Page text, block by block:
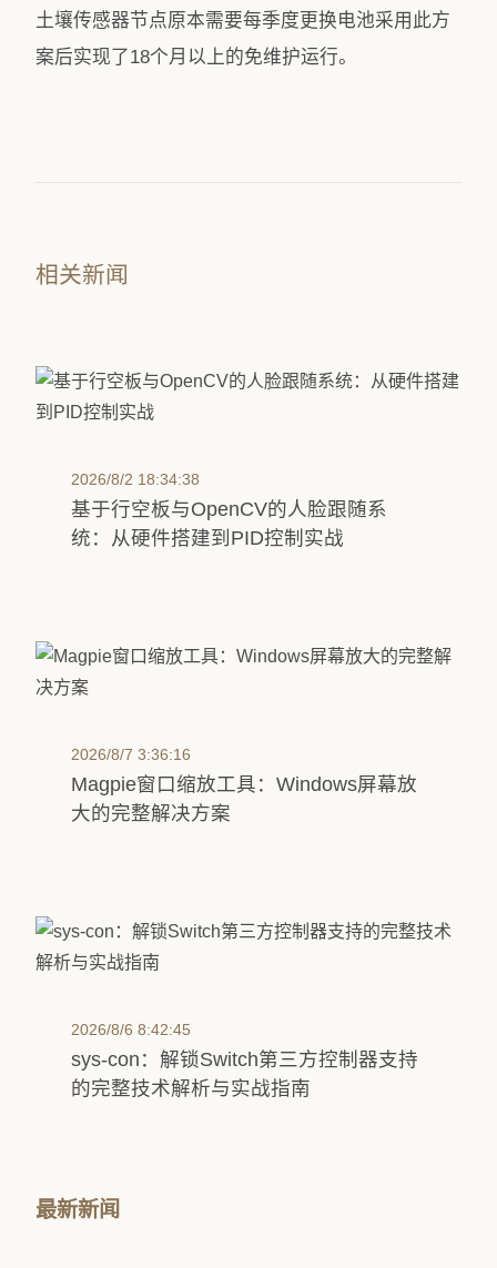
土壤传感器节点原本需要每季度更换电池采用此方
案后实现了18个月以上的免维护运行。
相关新闻
2026/8/2 18:34:38
基于行空板与OpenCV的人脸跟随系
统：从硬件搭建到PID控制实战
2026/8/7 3:36:16
Magpie窗口缩放工具：Windows屏幕放
大的完整解决方案
2026/8/6 8:42:45
sys-con：解锁Switch第三方控制器支持
的完整技术解析与实战指南
最新新闻